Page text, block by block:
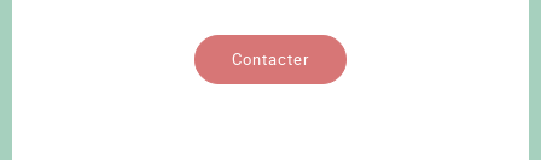
Contacter